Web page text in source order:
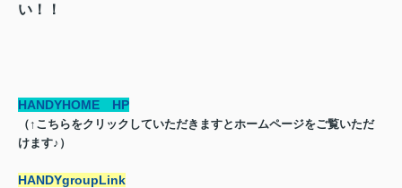
い！！
HANDYHOME HP
（↑こちらをクリックしていただきますとホームページをご覧いただ
けます♪）
HANDYgroupLink